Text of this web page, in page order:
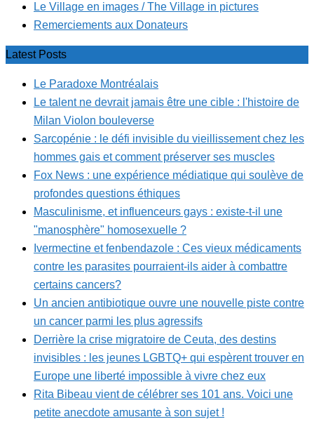
Le Village en images / The Village in pictures
Remerciements aux Donateurs
Latest Posts
Le Paradoxe Montréalais
Le talent ne devrait jamais être une cible : l'histoire de
Milan Violon bouleverse
Sarcopénie : le défi invisible du vieillissement chez les
hommes gais et comment préserver ses muscles
Fox News : une expérience médiatique qui soulève de
profondes questions éthiques
Masculinisme, et influenceurs gays : existe-t-il une
"manosphère" homosexuelle ?
Ivermectine et fenbendazole : Ces vieux médicaments
contre les parasites pourraient-ils aider à combattre
certains cancers?
Un ancien antibiotique ouvre une nouvelle piste contre
un cancer parmi les plus agressifs
Derrière la crise migratoire de Ceuta, des destins
invisibles : les jeunes LGBTQ+ qui espèrent trouver en
Europe une liberté impossible à vivre chez eux
Rita Bibeau vient de célébrer ses 101 ans. Voici une
petite anecdote amusante à son sujet !